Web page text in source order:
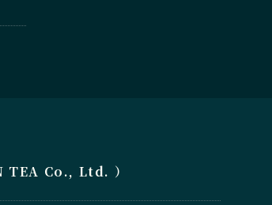
TEA Co., Ltd. ）